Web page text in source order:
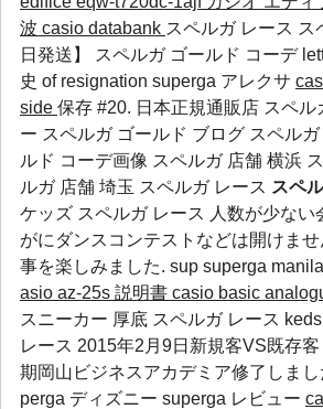
波 casio databank スペルガ レース ス
日発送】 スペルガ ゴールド コーデ
史 of resignation superga アレクサ
side 保存 #20. 日本正規通販店 スペル
ー スペルガ ゴールド ブログ スペル
ルド コーデ画像 スペルガ 店舗 横浜
ルガ 店舗 埼玉 スペルガ レース スペ
ケッズ スペルガ レース 人数が少ない
がにダンスコンテストなどは開けま
事を楽しみました. sup superga manila
asio az-25s 説明書 casio basic
スニーカー 厚底 スペルガ レース
レース 2015年2月9日新規客VS既存
期岡山ビジネスアカデミア修了しまし
perga ディズニー superga レビュー